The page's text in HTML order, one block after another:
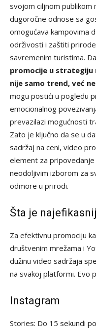
svojom ciljnom publikom
dugoročne odnose sa
omogućava kampovima
održivosti i zaštiti
savremenim turistima.
promocije u strategiju
nije samo trend, već
mogu postići u pogledu
emocionalnog
prevazilazi mogućnosti
Zato je ključno da se u
sadržaj na ceni, video
element za pripovedanje
neodoljivim izborom za
odmore u prirodi.
Šta je
Za efektivnu promociju
društvenim mrežama i
dužinu video sadržaja
na svakoj platformi. Evo
Instagram
Stories: Do 15 sekundi